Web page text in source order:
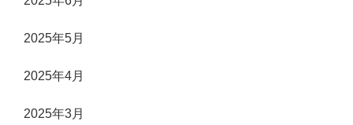
2025年5月
2025年4月
2025年3月